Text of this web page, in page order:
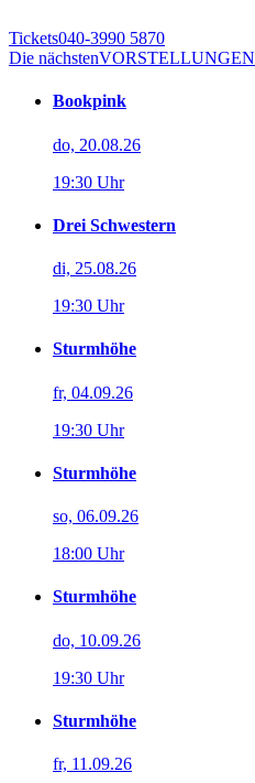
Tickets040-3990 5870
Die nächstenVORSTELLUNGEN
Bookpink
do, 20.08.26
19:30 Uhr
Drei Schwestern
di, 25.08.26
19:30 Uhr
Sturmhöhe
fr, 04.09.26
19:30 Uhr
Sturmhöhe
so, 06.09.26
18:00 Uhr
Sturmhöhe
do, 10.09.26
19:30 Uhr
Sturmhöhe
fr, 11.09.26